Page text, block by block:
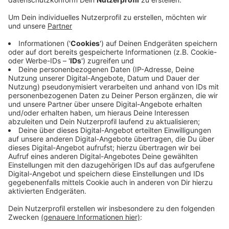
für Rassismus!" steht darauf. Die gab es 2020
schon einmal.
Anzeige
Fast 20.000 Fahnen existieren schon gedruckt - und
es sollen mehr werden. Die Fahnen können alle
Kölnerinnen und Kölner kaufen, den Verein Klare Kante
Cologne damit unterstützen und ihre Position an ihrem
Fenster, Balkon oder am Fahnenmast damit zeigen.
Mehr Infos zur Fahnenaktion und wo ihr die Fahnen
kaufen könnt, findet ihrhier. (MH|FJW|Archivbild)
Anzeige